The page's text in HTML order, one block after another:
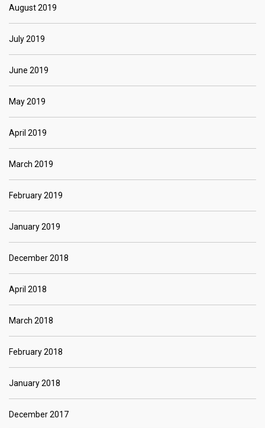
August 2019
July 2019
June 2019
May 2019
April 2019
March 2019
February 2019
January 2019
December 2018
April 2018
March 2018
February 2018
January 2018
December 2017